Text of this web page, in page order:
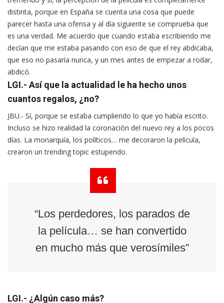
distinta, porque en España se cuenta una cosa que puede
parecer hasta una ofensa y al día siguiente se comprueba que
es una verdad. Me acuerdo que cuando estaba escribiendo me
decían que me estaba pasando con eso de que el rey abdicaba,
que eso no pasaría nunca, y un mes antes de empezar a rodar,
abdicó.
LGI.- Así que la actualidad le ha hecho unos
cuantos regalos, ¿no?
JBU.- Sí, porque se estaba cumpliendo lo que yo había escrito.
Incluso se hizo realidad la coronación del nuevo rey a los pocos
días. La monarquía, los políticos… me decoraron la película,
crearon un trending topic estupendo.
“Los perdedores, los parados de
la película… se han convertido
en mucho más que verosímiles”
LGI.- ¿Algún caso más?